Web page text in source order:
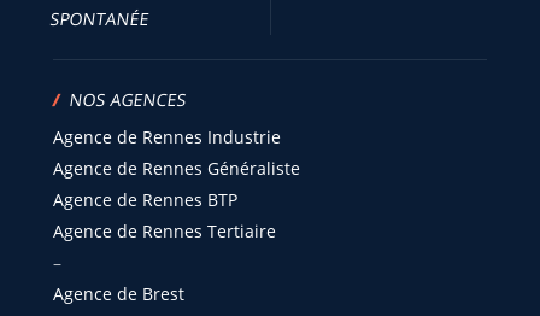
SPONTANÉE
/ NOS AGENCES
Agence de Rennes Industrie
Agence de Rennes Généraliste
Agence de Rennes BTP
Agence de Rennes Tertiaire
–
Agence de Brest